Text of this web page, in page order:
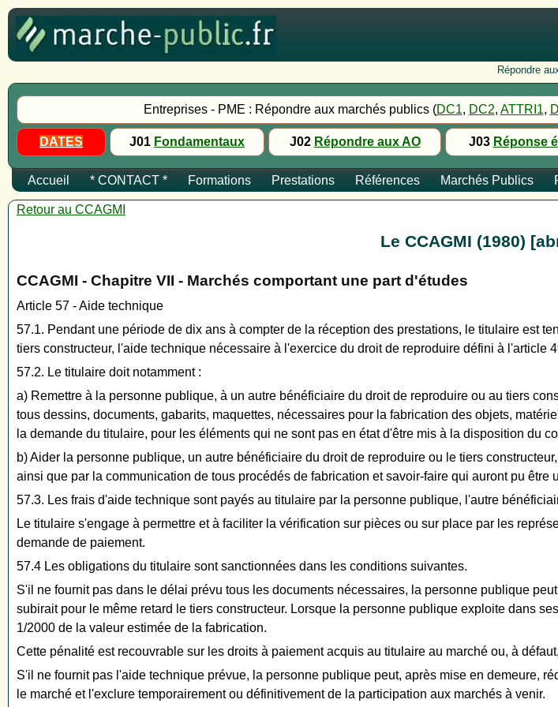
Répondre
Entreprises - PME : Répondre aux marchés publics (DC1, DC2, ATTRI1,
DATES J01 Fondamentaux J02 Répondre aux AO J03 Réponse
Accueil * CONTACT * Formations Prestations Références Marchés Publics
Retour au CCAGMI
Le CCAGMI (1980)
CCAGMI - Chapitre VII - Marchés comportant une part d'études
Article 57 - Aide technique
57.1. Pendant une période de dix ans à compter de la réception des prestations, le titulaire est
tiers constructeur, l'aide technique nécessaire à l'exercice du droit de reproduire défini à l'article
57.2. Le titulaire doit notamment :
a) Remettre à la personne publique, à un autre bénéficiaire du droit de reproduire ou au tiers
tous dessins, documents, gabarits, maquettes, nécessaires pour la fabrication des objets,
la demande du titulaire, pour les éléments qui ne sont pas en état d'être mis à la disposition du
b) Aider la personne publique, un autre bénéficiaire du droit de reproduire ou le tiers
ainsi que par la communication de tous procédés de fabrication et savoir-faire qui auront pu
57.3. Les frais d'aide technique sont payés au titulaire par la personne publique, l'autre
Le titulaire s'engage à permettre et à faciliter la vérification sur pièces ou sur place par les
demande de paiement.
57.4 Les obligations du titulaire sont sanctionnées dans les conditions suivantes.
S'il ne fournit pas dans le délai prévu tous les documents nécessaires, la personne publique
subirait pour le même retard le tiers constructeur. Lorsque la personne publique exploite dans
1/2000 de la valeur estimée de la fabrication.
Cette pénalité est recouvrable sur les droits à paiement acquis au titulaire au marché ou, à
S'il ne fournit pas l'aide technique prévue, la personne publique peut, après mise en demeure,
le marché et l'exclure temporairement ou définitivement de la participation aux marchés à venir.